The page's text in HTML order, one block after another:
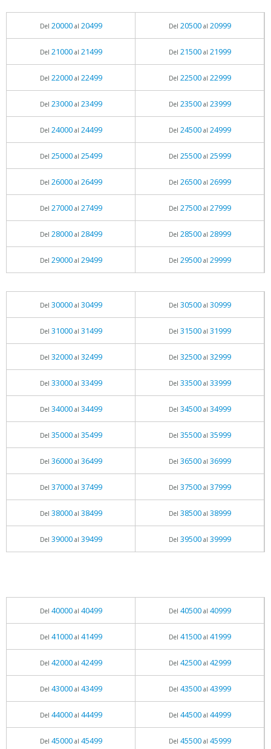
Del 20000al 20499 Del 20500al 20999
Del 21000al 21499 Del 21500al 21999
Del 22000al 22499 Del 22500al 22999
Del 23000al 23499 Del 23500al 23999
Del 24000al 24499 Del 24500al 24999
Del 25000al 25499 Del 25500al 25999
Del 26000al 26499 Del 26500al 26999
Del 27000al 27499 Del 27500al 27999
Del 28000al 28499 Del 28500al 28999
Del 29000al 29499 Del 29500al 29999
Del 30000al 30499 Del 30500al 30999
Del 31000al 31499 Del 31500al 31999
Del 32000al 32499 Del 32500al 32999
Del 33000al 33499 Del 33500al 33999
Del 34000al 34499 Del 34500al 34999
Del 35000al 35499 Del 35500al 35999
Del 36000al 36499 Del 36500al 36999
Del 37000al 37499 Del 37500al 37999
Del 38000al 38499 Del 38500al 38999
Del 39000al 39499 Del 39500al 39999
Del 40000al 40499 Del 40500al 40999
Del 41000al 41499 Del 41500al 41999
Del 42000al 42499 Del 42500al 42999
Del 43000al 43499 Del 43500al 43999
Del 44000al 44499 Del 44500al 44999
Del 45000al 45499 Del 45500al 45999